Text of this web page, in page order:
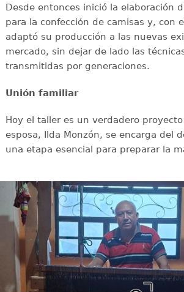
Desde entonces inició la elaboración
para la confección de camisas y, con
adaptó su producción a las nuevas
mercado, sin dejar de lado las
transmitidas por generaciones.
Unión familiar
Hoy el taller es un verdadero
esposa, Ilda Monzón, se encarga del
una etapa esencial para preparar la